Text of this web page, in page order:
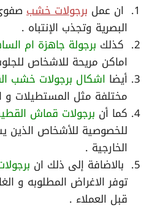
ان عمل برجولات خشب
البصرية وتجذب الإنتباه .
كذلك برجولة جاهزة ام
اماكن مريحة للاشخاص
أيضا اشكال برجولات خشب
مختلفة مثل المستطيلات و
كما أن برجولات قماش
للخصوصية للأشخاص الذين
الخارجية .
بالاضافة إلى ذلك ان
توفر الاغراض المطلوبه و
قبل العملاء .